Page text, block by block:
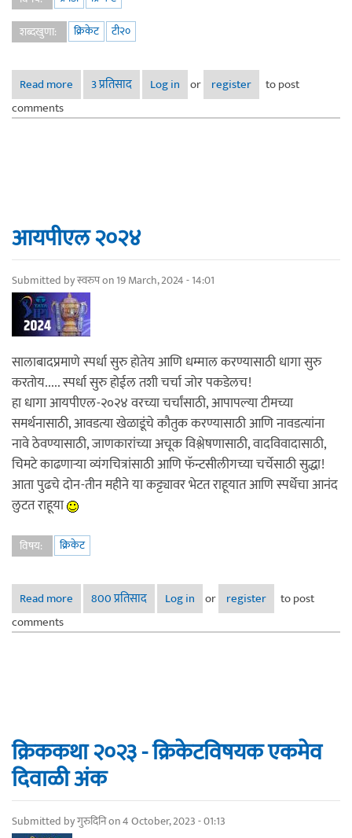
शब्दखुणा:
क्रिकेट टी२०
Read more
about शेवटी टीम इंडियाने करून दाखवलंच...! ( Late post तरीही
must post )
3 प्रतिसाद Log in or register
to post
comments
आयपीएल २०२४
Submitted byस्वरुपon 19 March, 2024 - 14:01
सालाबादप्रमाणे स्पर्धा सुरु होतेय आणि धम्माल करण्यासाठी धागा सुरु
करतोय..... स्पर्धा सुरु होईल तशी चर्चा जोर पकडेलच!
हा धागा आयपीएल-२०२४ वरच्या चर्चांसाठी, आपापल्या टीमच्या
समर्थनासाठी, आवडत्या खेळाडूंचे कौतुक करण्यासाठी आणि नावडत्यांना
नावे ठेवण्यासाठी, जाणकारांच्या अचूक विश्लेषणासाठी, वादविवादासाठी,
चिमटे काढणार्‍या व्यंगचित्रांसाठी आणि फॅन्टसीलीगच्या चर्चेसाठी सुद्धा!
आता पुढचे दोन-तीन महीने या कट्ट्यावर भेटत राहूयात आणि स्पर्धेचा आनंद
लुटत राहूया
विषय: क्रिकेट
Read more about आयपीएल २०२४
800 प्रतिसाद Log in or register
to post
comments
क्रिककथा २०२३ - क्रिकेटविषयक एकमेव
दिवाळी अंक
Submitted byगुरुदिनिon 4 October, 2023 - 01:13